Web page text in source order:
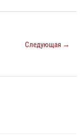
Следующая →